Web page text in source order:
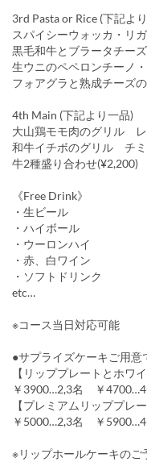
3rd Pasta or Rice (下記よ
スパイシーウォッカ・リ
黒毛和牛とブラータチー
生ウニのペペロンチーノ
フォアグラと熟成チーズ
4th Main (下記より一品)
大山鶏モモ肉のグリル
和牛イチボのグリル チ
牛2種盛り合わせ(¥2,200)
《Free Drink》
・生ビール
・ハイボール
・ウーロンハイ
・赤、白ワイン
・ソフトドリンク
etc…
※コース当日対応可能
●サプライズケーキご用意
【リッププレートとホワ
￥3900…2,3名 ￥
【プレミアムリッププレ
￥5000…2,3名 ￥
※リップホールケーキのご